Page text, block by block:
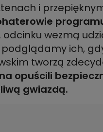
i
odcinku wezmą
ich,
tworzą
opuścili
gwiazdą.